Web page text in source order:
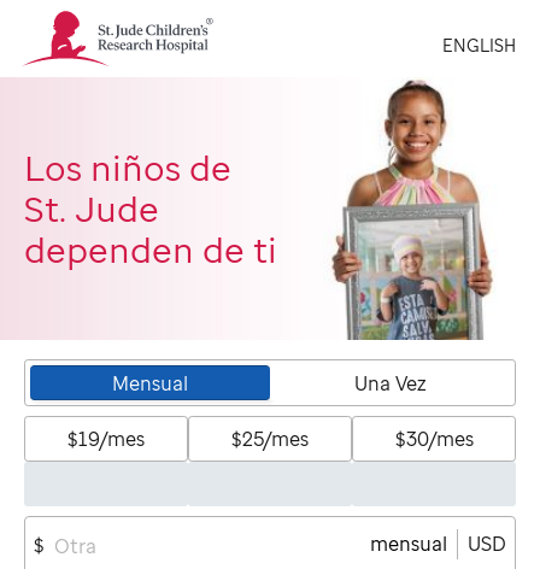
St.
Jude
Logo
ENGLISH
Los niños de
St. Jude
dependen de ti
Mensual Una Vez
$19/mes $25/mes $30/mes
$ mensual USD